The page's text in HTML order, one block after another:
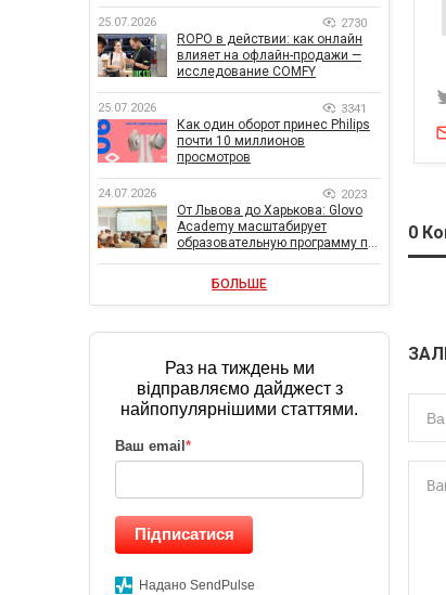
0
25.07.2026 2730
ROPO в действии: как онлайн
влияет на офлайн-продажи —
исследование COMFY
25.07.2026 3341
Как один оборот принес Philips
почти 10 миллионов
просмотров
24.07.2026 2023
От Львова до Харькова: Glovo
Academy масштабирует
образовательную программу по
бизнеса
БОЛЬШЕ
Раз на тиждень ми
відправляємо дайджест з
найпопулярнішими статтями.
Ваш email *
Підписатися
Надано SendPulse